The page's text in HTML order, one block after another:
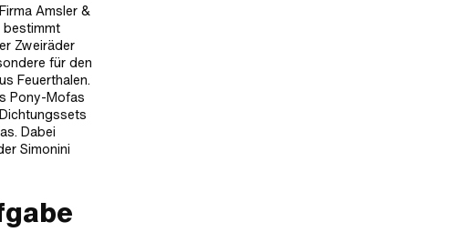
Amsler &
bestimmt
Zweiräder
für den
Feuerthalen.
Pony-Mofas
Dabei
Simonini